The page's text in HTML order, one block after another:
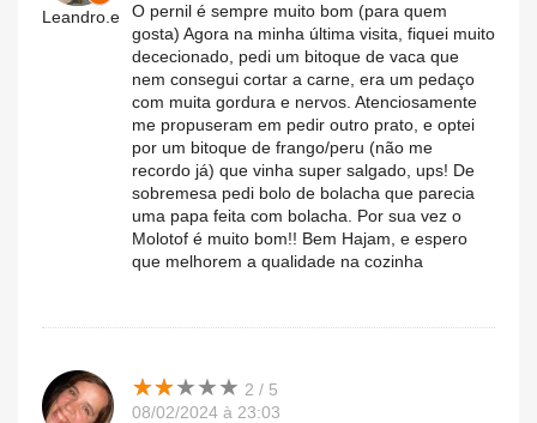
Leandro.e
O pernil é sempre muito bom (para quem
gosta) Agora na minha última visita, fiquei muito
dececionado, pedi um bitoque de vaca que
nem consegui cortar a carne, era um pedaço
com muita gordura e nervos. Atenciosamente
me propuseram em pedir outro prato, e optei
por um bitoque de frango/peru (não me
recordo já) que vinha super salgado, ups! De
sobremesa pedi bolo de bolacha que parecia
uma papa feita com bolacha. Por sua vez o
Molotof é muito bom!! Bem Hajam, e espero
que melhorem a qualidade na cozinha
★★★★★
★★★★★ 2 / 5
08/02/2024 à 23:03